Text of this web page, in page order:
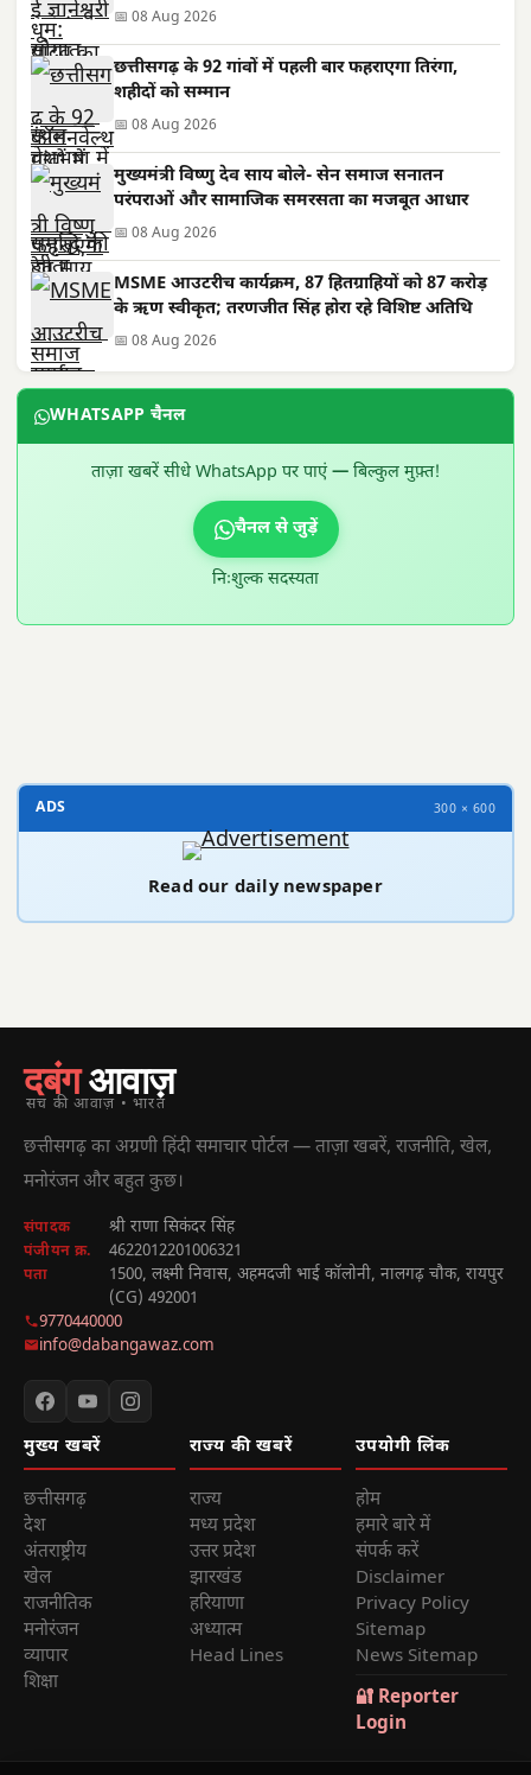
📅 08 Aug 2026
छत्तीसगढ़ के 92 गांवों में पहली बार फहराएगा तिरंगा,
शहीदों को सम्मान
📅 08 Aug 2026
मुख्यमंत्री विष्णु देव साय बोले- सेन समाज सनातन
परंपराओं और सामाजिक समरसता का मजबूत आधार
📅 08 Aug 2026
MSME आउटरीच कार्यक्रम, 87 हितग्राहियों को 87 करोड़
के ऋण स्वीकृत; तरणजीत सिंह होरा रहे विशिष्ट अतिथि
📅 08 Aug 2026
WHATSAPP चैनल
ताज़ा खबरें सीधे WhatsApp पर पाएं — बिल्कुल मुफ़्त!
चैनल से जुड़ें
निःशुल्क सदस्यता
ADS 300 × 600
Read our daily newspaper
दबंगआवाज़
सच की आवाज़ • भारत
छत्तीसगढ़ का अग्रणी हिंदी समाचार पोर्टल — ताज़ा खबरें, राजनीति, खेल,
मनोरंजन और बहुत कुछ।
संपादक श्री राणा सिकंदर सिंह
पंजीयन क्र. 4622012201006321
पता
1500, लक्ष्मी निवास, अहमदजी भाई कॉलोनी, नालगढ़ चौक, रायपुर
(CG) 492001
9770440000
info@dabangawaz.com
मुख्य खबरें
छत्तीसगढ़
देश
अंतराष्ट्रीय
खेल
राजनीतिक
मनोरंजन
व्यापार
शिक्षा
राज्य की खबरें
राज्य
मध्य प्रदेश
उत्तर प्रदेश
झारखंड
हरियाणा
अध्यात्म
Head Lines
उपयोगी लिंक
होम
हमारे बारे में
संपर्क करें
Disclaimer
Privacy Policy
Sitemap
News Sitemap
🔐 Reporter
Login